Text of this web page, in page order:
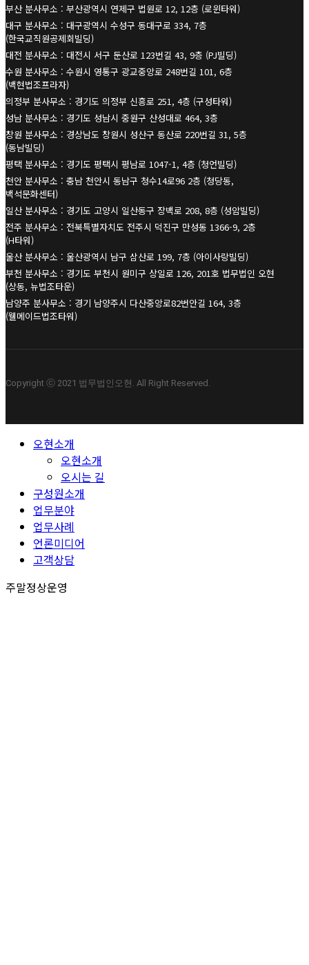
부산 분사무소 : 부산광역시 연제구 법원로 12, 12층 (로윈타워)
대구 분사무소 : 대구광역시 수성구 동대구로 334, 7층
(한국교직원공제회빌딩)
대전 분사무소 : 대전시 서구 둔산로 123번길 43, 9층 (PJ빌딩)
수원 분사무소 : 수원시 영통구 광교중앙로 248번길 101, 6층
(백현법조프라자)
의정부 분사무소 : 경기도 의정부 신흥로 251, 4층 (구성타워)
성남 분사무소 : 경기도 성남시 중원구 산성대로 464, 3층
창원 분사무소 : 경상남도 창원시 성산구 동산로 220번길 31, 5층
(동남빌딩)
평택 분사무소 : 경기도 평택시 평남로 1047-1, 4층 (청언빌딩)
천안 분사무소 : 충남 천안시 동남구 청수14로96 2층 (청당동,
백석문화센터)
일산 분사무소 : 경기도 고양시 일산동구 장백로 208, 8층 (성암빌딩)
전주 분사무소 : 전북특별자치도 전주시 덕진구 만성동 1366-9, 2층
(H타워)
울산 분사무소 : 울산광역시 남구 삼산로 199, 7층 (아이사랑빌딩)
부천 분사무소 : 경기도 부천시 원미구 상일로 126, 201호 법무법인 오현
(상동, 뉴법조타운)
남양주 분사무소 : 경기 남양주시 다산중앙로82번안길 164, 3층
(웰메이드법조타워)
Copyright ⓒ 2021 법무법인오현. All Right Reserved.
Close 오현소개
오현소개
오시는 길
구성원소개
업무분야
업무사례
언론미디어
고객상담
주말정상운영